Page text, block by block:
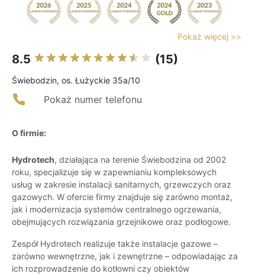
Pokaż więcej >>
8.5 (15)
Świebodzin, os. Łużyckie 35a/10
Pokaż numer telefonu
O firmie:
Hydrotech, działająca na terenie Świebodzina od 2002
roku, specjalizuje się w zapewnianiu kompleksowych
usług w zakresie instalacji sanitarnych, grzewczych oraz
gazowych. W ofercie firmy znajduje się zarówno montaż,
jak i modernizacja systemów centralnego ogrzewania,
obejmujących rozwiązania grzejnikowe oraz podłogowe.
Zespół Hydrotech realizuje także instalacje gazowe –
zarówno wewnętrzne, jak i zewnętrzne – odpowiadając za
ich rozprowadzenie do kotłowni czy obiektów